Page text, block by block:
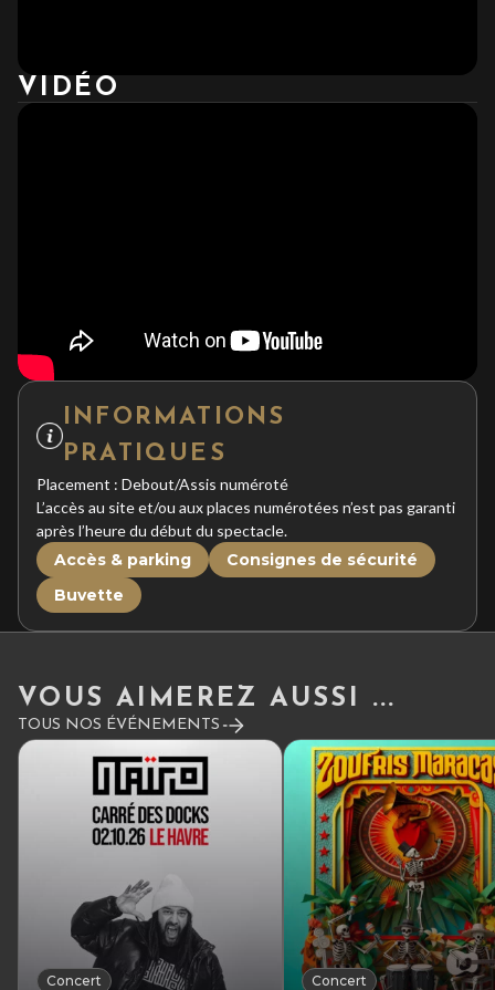
VIDÉO
INFORMATIONS
PRATIQUES
Placement : Debout/Assis numéroté
L’accès au site et/ou aux places numérotées n’est pas garanti
après l’heure du début du spectacle.
Accès & parking
Consignes de sécurité
Buvette
VOUS AIMEREZ AUSSI ...
TOUS NOS ÉVÉNEMENTS
Concert Concert